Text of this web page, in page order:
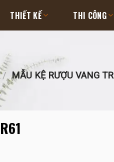
THIẾT KẾ THI CÔNG
/ MẪU KỆ RƯỢU VANG